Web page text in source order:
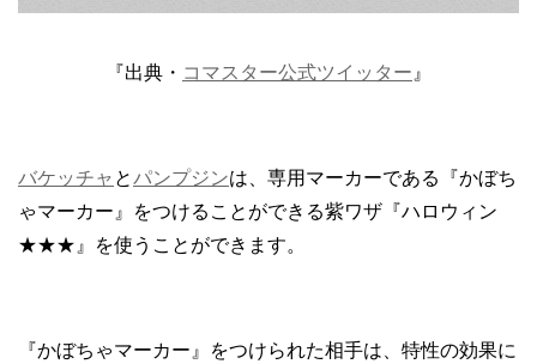
『出典・ コマスター公式ツイッター 』
バケッチャ とパンプジンは、専用マーカーである『かぼち
ゃマーカー』をつけることができる紫ワザ『ハロウィン
★★★』を使うことができます。
『かぼちゃマーカー』をつけられた相手は、特性の効果に